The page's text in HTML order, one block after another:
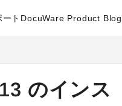
ト DocuWare Product Blog
のインス